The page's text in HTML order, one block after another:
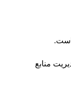
است.
منابع